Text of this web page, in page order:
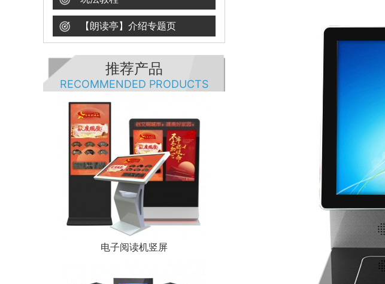
【朗读亭】介绍专题页
推荐产品
RECOMMENDED PRODUCTS
电子阅读机竖屏